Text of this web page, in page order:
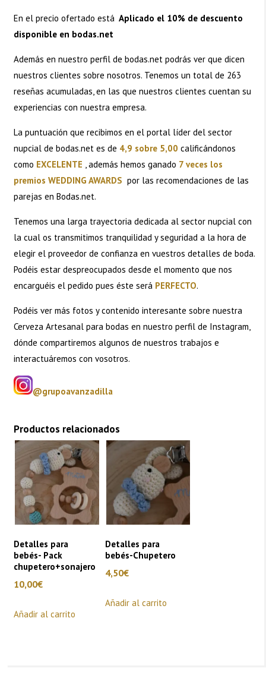
En el precio ofertado está Aplicado el 10% de descuento
disponible en bodas.net
Además en nuestro perfil de bodas.net podrás ver que dicen
nuestros clientes sobre nosotros. Tenemos un total de 263
reseñas acumuladas, en las que nuestros clientes cuentan su
experiencias con nuestra empresa.
La puntuación que recibimos en el portal líder del sector
nupcial de bodas.net es de 4,9 sobre 5,00 calificándonos
como EXCELENTE , además hemos ganado 7 veces los
premios WEDDING AWARDS por las recomendaciones de las
parejas en Bodas.net.
Tenemos una larga trayectoria dedicada al sector nupcial con
la cual os transmitimos tranquilidad y seguridad a la hora de
elegir el proveedor de confianza en vuestros detalles de boda.
Podéis estar despreocupados desde el momento que nos
encarguéis el pedido pues éste será PERFECTO.
Podéis ver más fotos y contenido interesante sobre nuestra
Cerveza Artesanal para bodas en nuestro perfil de Instagram,
dónde compartiremos algunos de nuestros trabajos e
interactuáremos con vosotros.
@grupoavanzadilla
Productos relacionados
Detalles para
bebés- Pack
chupetero+sonajero
10,00€
Añadir al carrito
Detalles para
bebés-Chupetero
4,50€
Añadir al carrito